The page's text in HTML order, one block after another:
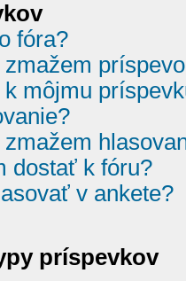
fóra?
môjmu
dostať k fóru?
v ankete?
príspevkov